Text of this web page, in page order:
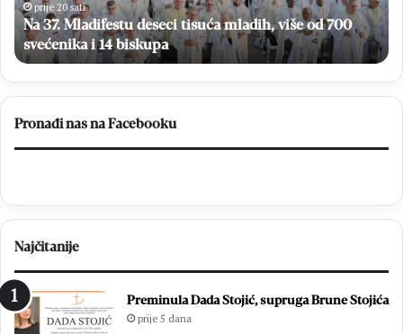
sommelierstva
prije 20 sati
BLAŽ Enology: U tijeku prijave za tečaj
Pronađi nas na Facebooku
Najčitanije
Preminula Dada Stojić, supruga Brune Stojića
prije 5 dana